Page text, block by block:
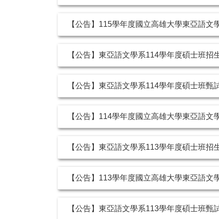
【公告】115學年度國立高雄大學東亞語文
【公告】東亞語文學系114學年度碩士班招
【公告】東亞語文學系114學年度碩士班甄
【公告】114學年度國立高雄大學東亞語文
【公告】東亞語文學系113學年度碩士班招
【公告】113學年度國立高雄大學東亞語文
【公告】東亞語文學系113學年度碩士班甄